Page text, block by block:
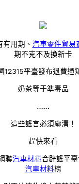
有用期、 汽車零件貿易
期不克不及換新卡
12315平臺發布退費通
奶茶等于準毒品
……
這些謠言必須廓清！
趕快來看
聯汽車材料合辟謠平臺
汽車材料榜